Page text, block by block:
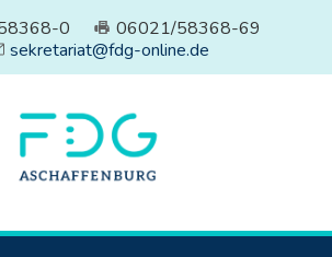
0
06021/58368-69
sekretariat@fdg-online.de